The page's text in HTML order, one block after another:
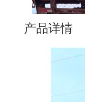
产品详情